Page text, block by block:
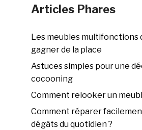
Articles Phares
Les meubles multifonctions
gagner de la place
Astuces simples pour une
cocooning
Comment relooker un
Comment réparer
dégâts du quotidien ?